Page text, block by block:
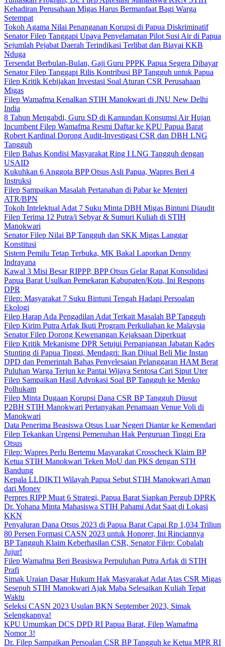
Kehadiran Perusahaan Migas Harus Bermanfaat Bagi Warga
Setempat
Tokoh Agama Nilai Penanganan Korupsi di Papua Diskriminatif
Senator Filep Tanggapi Upaya Penyelamatan Pilot Susi Air di Papua
Sejumlah Pejabat Daerah Terindikasi Terlibat dan Biayai KKB
Nduga
Tersendat Berbulan-Bulan, Gaji Guru PPPK Papua Segera Dibayar
Senator Filep Tanggapi Rilis Kontribusi BP Tangguh untuk Papua
Filep Kritik Kebijakan Investasi Soal Aturan CSR Perusahaan
Migas
Filep Wamafma Kenalkan STIH Manokwari di JNU New Delhi
India
8 Tahun Mengabdi, Guru SD di Kamundan Konsumsi Air Hujan
Incumbent Filep Wamafma Resmi Daftar ke KPU Papua Barat
Robert Kardinal Dorong Audit-Investigasi CSR dan DBH LNG
Tangguh
Filep Bahas Kondisi Masyarakat Ring I LNG Tangguh dengan
USAID
Kukuhkan 6 Anggota BPP Otsus Asli Papua, Wapres Beri 4
Instruksi
Filep Sampaikan Masalah Pertanahan di Pabar ke Menteri
ATR/BPN
Tokoh Intelektual Adat 7 Suku Minta DBH Migas Bintuni Diaudit
Filep Terima 12 Putra/i Sebyar & Sumuri Kuliah di STIH
Manokwari
Senator Filep Nilai BP Tangguh dan SKK Migas Langgar
Konstitusi
Sistem Pemilu Tetap Terbuka, MK Bakal Laporkan Denny
Indrayana
Kawal 3 Misi Besar RIPPP, BPP Otsus Gelar Rapat Konsolidasi
Papua Barat Usulkan Pemekaran Kabupaten/Kota, Ini Respons
DPR
Filep: Masyarakat 7 Suku Bintuni Tengah Hadapi Persoalan
Ekologi
Filep Harap Ada Pengadilan Adat Terkait Masalah BP Tangguh
Filep Kirim Putra Arfak Ikuti Program Perkuliahan ke Malaysia
Senator Filep Dorong Kewenangan Kejaksaan Diperkuat
Filep Kritik Mekanisme DPR Setujui Perpanjangan Jabatan Kades
Stunting di Papua Tinggi, Mendagri: Ikan Dijual Beli Mie Instan
DPD dan Pemerintah Bahas Penyelesaian Pelanggaran HAM Berat
Puluhan Warga Terjun ke Pantai Wijaya Sentosa Cari Siput Uter
Filep Sampaikan Hasil Advokasi Soal BP Tangguh ke Menko
Polhukam
Filep Minta Dugaan Korupsi Dana CSR BP Tangguh Diusut
P2BH STIH Manokwari Pertanyakan Penamaan Venue Voli di
Manokwari
Data Penerima Beasiswa Otsus Luar Negeri Diantar ke Kemendari
Filep Tekankan Urgensi Pemenuhan Hak Perguruan Tinggi Era
Otsus
Filep: Wapres Perlu Bertemu Masyarakat Crosscheck Klaim BP
Ketua STIH Manokwari Teken MoU dan PKS dengan STH
Bandung
Kepala LLDIKTI Wilayah Papua Sebut STIH Manokwari Aman
dari Monev
Perpres RIPP Muat 6 Strategi, Papua Barat Siapkan Pergub DPRK
Dr. Yohana Minta Mahasiswa STIH Pahami Adat Saat di Lokasi
KKN
Penyaluran Dana Otsus 2023 di Papua Barat Capai Rp 1,034 Triliun
80 Persen Formasi CASN 2023 untuk Honorer, Ini Rinciannya
BP Tangguh Klaim Keberhasilan CSR, Senator Filep: Cobalah
Jujur!
Filep Wamafma Beri Beasiswa Perpuluhan Putra Arfak di STIH
Prafi
Simak Uraian Dasar Hukum Hak Masyarakat Adat Atas CSR Migas
Sesepuh STIH Manokwari Ajak Maba Selesaikan Kuliah Tepat
Waktu
Seleksi CASN 2023 Usulan BKN September 2023, Simak
Selengkapnya!
KPU Umumkan DCS DPD RI Papua Barat, Filep Wamafma
Nomor 3!
Dr. Filep Sampaikan Persoalan CSR BP Tangguh ke Ketua MPR RI